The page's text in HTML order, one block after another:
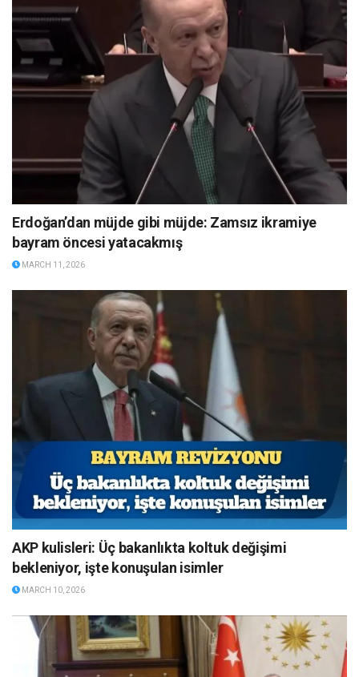
Erdoğan’dan müjde gibi müjde: Zamsız ikramiye
bayram öncesi yatacakmış
MARCH 11, 2026
AKP kulisleri: Üç bakanlıkta koltuk değişimi
bekleniyor, işte konuşulan isimler
MARCH 10, 2026